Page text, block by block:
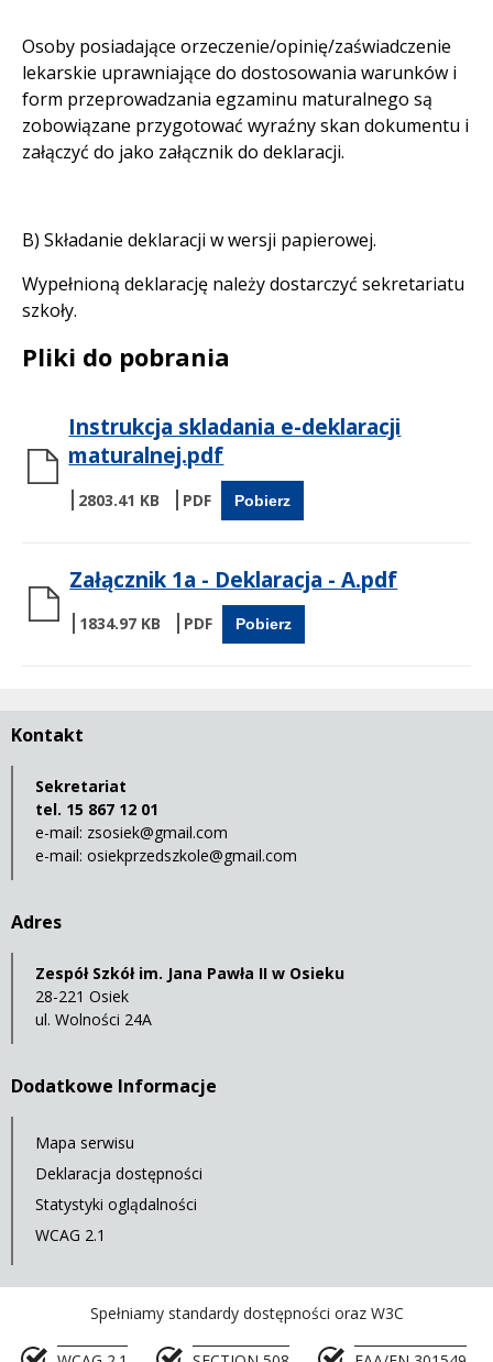
Osoby posiadające orzeczenie/opinię/zaświadczenie
lekarskie uprawniające do dostosowania warunków i
form przeprowadzania egzaminu maturalnego są
zobowiązane przygotować wyraźny skan dokumentu i
załączyć do jako załącznik do deklaracji.
B) Składanie deklaracji w wersji papierowej.
Wypełnioną deklarację należy dostarczyć sekretariatu
szkoły.
Pliki do pobrania
Instrukcja skladania e-deklaracji
maturalnej.pdf
2803.41 KB Pobierz
Załącznik 1a - Deklaracja - A.pdf
1834.97 KB Pobierz
Kontakt
Sekretariat
tel. 15 867 12 01
e-mail: zsosiek@gmail.com
e-mail: osiekprzedszkole@gmail.com
Adres
Zespół Szkół im. Jana Pawła II w Osieku
28-221 Osiek
ul. Wolności 24A
Dodatkowe Informacje
Mapa serwisu
Deklaracja dostępności
Statystyki oglądalności
WCAG 2.1
Spełniamy standardy dostępności oraz W3C